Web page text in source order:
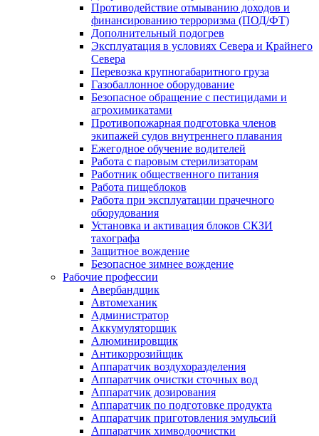
Противодействие отмыванию доходов и
финансированию терроризма (ПОД/ФТ)
Дополнительный подогрев
Эксплуатация в условиях Севера и Крайнего
Севера
Перевозка крупногабаритного груза
Газобаллонное оборудование
Безопасное обращение с пестицидами и
агрохимикатами
Противопожарная подготовка членов
экипажей судов внутреннего плавания
Ежегодное обучение водителей
Работа с паровым стерилизаторам
Работник общественного питания
Работа пищеблоков
Работа при эксплуатации прачечного
оборудования
Установка и активация блоков СКЗИ
тахографа
Защитное вождение
Безопасное зимнее вождение
Рабочие профессии
Авербандщик
Автомеханик
Администратор
Аккумуляторщик
Алюминировщик
Антикоррозийщик
Аппаратчик воздухоразделения
Аппаратчик очистки сточных вод
Аппаратчик дозирования
Аппаратчик по подготовке продукта
Аппаратчик приготовления эмульсий
Аппаратчик химводоочистки